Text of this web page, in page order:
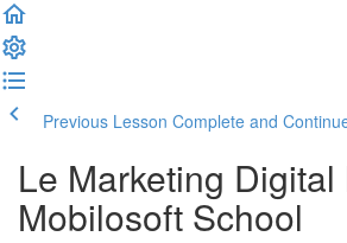
Previous Lesson Complete and
Le Marketing
Mobilosoft School